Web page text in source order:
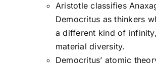
Aristotle classifies
Democritus as thinkers
a different kind of
material diversity.
Democritus’ atomic